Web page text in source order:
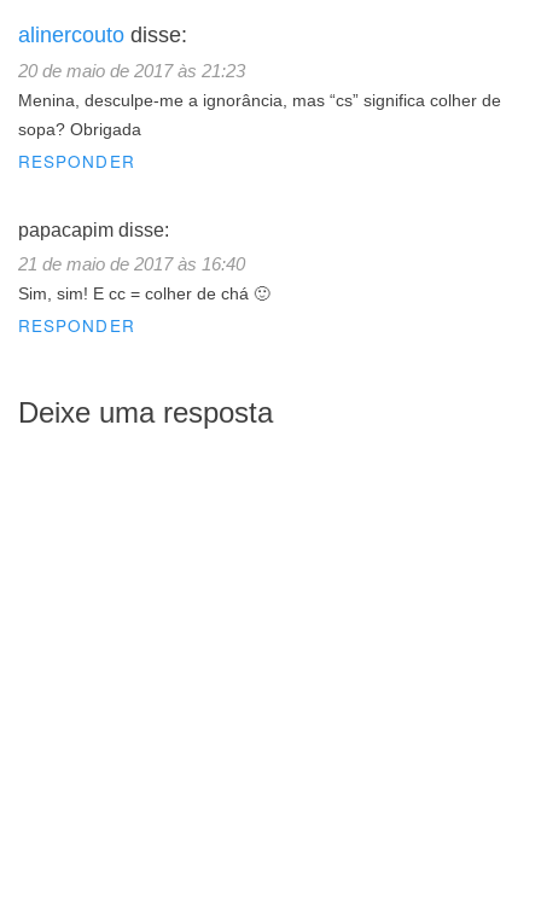
alinercouto disse:
20 de maio de 2017 às 21:23
Menina, desculpe-me a ignorância, mas “cs” significa colher de
sopa? Obrigada
RESPONDER
papacapim disse:
21 de maio de 2017 às 16:40
Sim, sim! E cc = colher de chá 🙂
RESPONDER
Deixe uma resposta